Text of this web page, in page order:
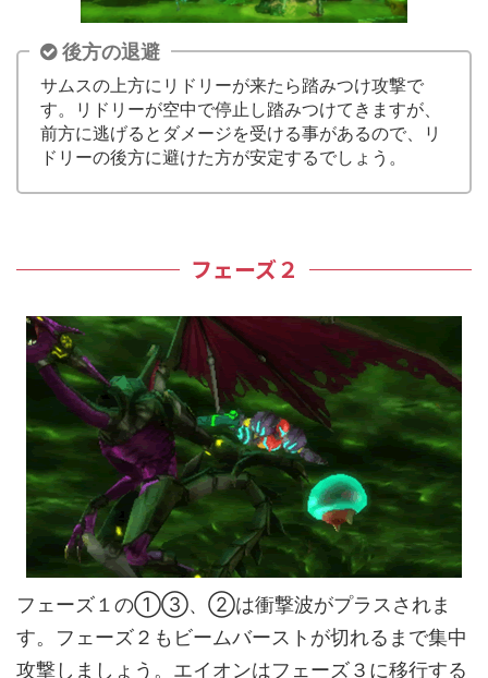
後方の退避
サムスの上方にリドリーが来たら踏みつけ攻撃で
す。リドリーが空中で停止し踏みつけてきますが、
前方に逃げるとダメージを受ける事があるので、リ
ドリーの後方に避けた方が安定するでしょう。
フェーズ２
フェーズ１の①③、②は衝撃波がプラスされま
す。フェーズ２もビームバーストが切れるまで集中
攻撃しましょう。エイオンはフェーズ３に移行する